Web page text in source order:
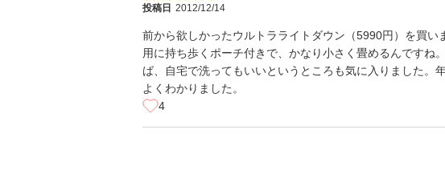
投稿日 2012/12/14
前から欲しかったウルトラライトダウン（5990円）を買
用に持ち歩くポーチ付きで、かなり小さく畳めるんですね
ば、自宅で洗ってもいいというところも気に入りました。
よくわかりました。
4